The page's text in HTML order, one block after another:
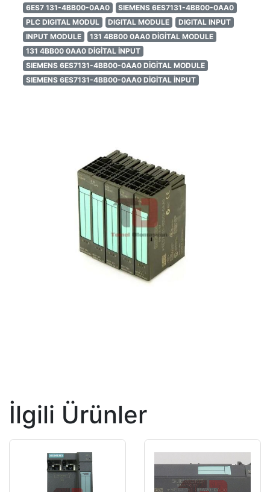
6ES7 131-4BB00-0AA0
SIEMENS 6ES7131-4BB00-0AA0
PLC DIGITAL MODUL
DIGITAL MODULE
DIGITAL INPUT
INPUT MODULE
131 4BB00 0AA0 DİGİTAL MODULE
131 4BB00 0AA0 DİGİTAL İNPUT
SIEMENS 6ES7131-4BB00-0AA0 DİGİTAL MODULE
SIEMENS 6ES7131-4BB00-0AA0 DİGİTAL İNPUT
İlgili Ürünler